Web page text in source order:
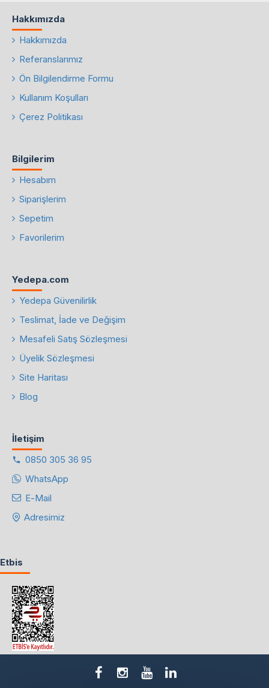
Hakkımızda
Hakkımızda
Referanslarımız
Ön Bilgilendirme Formu
Kullanım Koşulları
Çerez Politikası
Bilgilerim
Hesabım
Siparişlerim
Sepetim
Favorilerim
Yedepa.com
Yedepa Güvenilirlik
Teslimat, İade ve Değişim
Mesafeli Satış Sözleşmesi
Üyelik Sözleşmesi
Site Haritası
Blog
İletişim
0850 305 36 95
WhatsApp
E-Mail
Adresimiz
Etbis